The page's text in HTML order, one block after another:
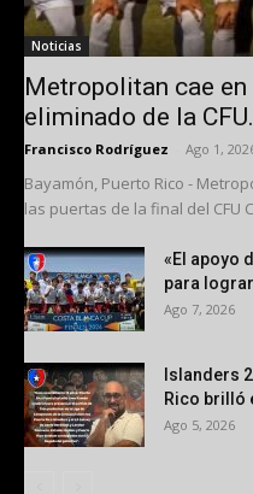
Noticias
Metropolitan cae
eliminado de la
Francisco Rodríguez Ago 1,
Bayamón, Puerto Rico -
las puertas de la final del CFU
«El apoyo
para
Ago 7, 2026
Islanders
Rico brilló
Ago 5, 2026